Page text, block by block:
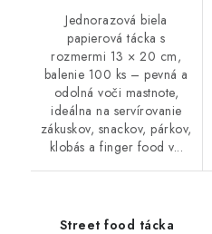
Jednorazová biela
papierová tácka s
rozmermi 13 × 20 cm,
balenie 100 ks – pevná a
odolná voči mastnote,
ideálna na servírovanie
zákuskov, snackov, párkov,
klobás a finger food v...
Street food tácka